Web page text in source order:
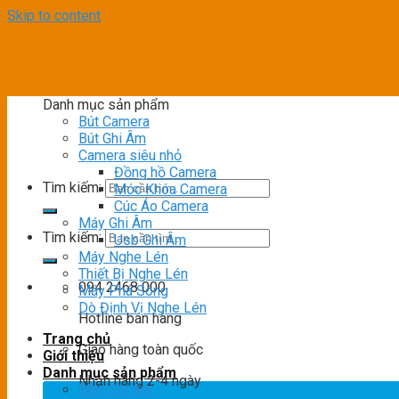
Skip to content
Tìm kiếm:
Tìm kiếm:
094 2468 000
Hotline bán hàng
Giao hàng toàn quốc
Nhận hàng 2-4 ngày
Danh mục sản phẩm
Bút Camera
Bút Ghi Âm
Camera siêu nhỏ
Đồng hồ Camera
Móc Khóa Camera
Cúc Áo Camera
Máy Ghi Âm
Usb Ghi Âm
Máy Nghe Lén
Thiết Bị Nghe Lén
Máy Phá Sóng
Dò Định Vị Nghe Lén
Trang chủ
Giới thiệu
Danh mục sản phẩm
Máy Ghi Âm